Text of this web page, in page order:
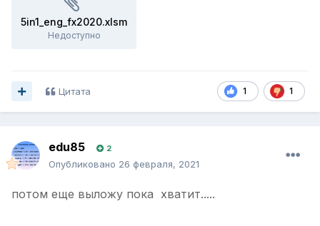
5in1_eng_fx2020.xlsm
Недоступно
1 1
Цитата
edu85 2
Опубликовано 26 февраля, 2021
потом еще выложу пока хватит.....